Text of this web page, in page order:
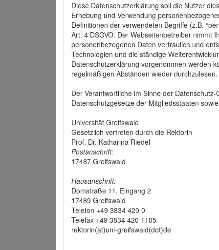
Diese Datenschutzerklärung soll die Nutzer
Erhebung und Verwendung
Definitionen der verwendeten Begriffe (z.B.
Art. 4 DSGVO. Der Webseitenbetreiber nimmt
personenbezogenen Daten vertraulich und
Technologien und die ständige
Datenschutzerklärung vorgenommen werden
regelmäßigen Abständen wieder durchzulesen.
Der Verantwortliche im Sinne der
Datenschutzgesetze der Mitgliedsstaaten
Universität Greifswald
Gesetzlich vertreten durch die Rektorin
Prof. Dr. Katharina Riedel
Postanschrift:
17487 Greifswald
Hausanschrift:
Domstraße 11, Eingang 2
17489 Greifswald
Telefon +49 3834 420 0
Telefax +49 3834 420 1105
rektorin(at)uni-greifswald(dot)de